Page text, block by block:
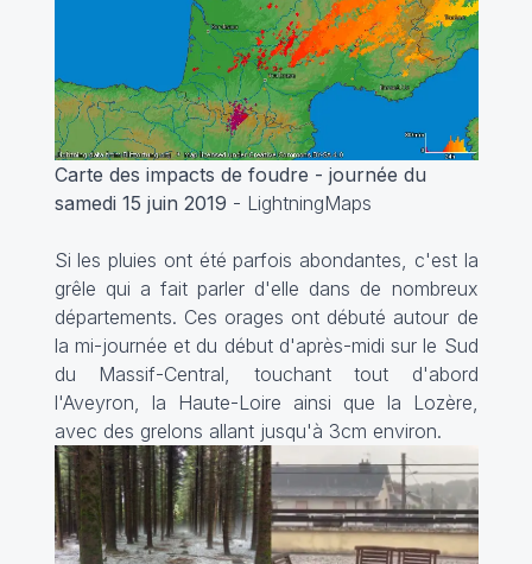
Carte des impacts de foudre - journée du
samedi 15 juin 2019 - LightningMaps
Si les pluies ont été parfois abondantes, c'est la
grêle qui a fait parler d'elle dans de nombreux
départements. Ces orages ont débuté autour de
la mi-journée et du début d'après-midi sur le Sud
du Massif-Central, touchant tout d'abord
l'Aveyron, la Haute-Loire ainsi que la Lozère,
avec des grelons allant jusqu'à 3cm environ.